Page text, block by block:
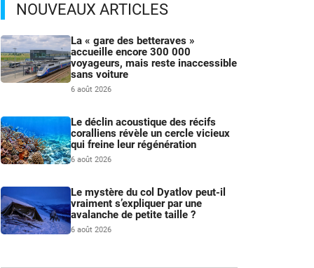
NOUVEAUX ARTICLES
La « gare des betteraves »
accueille encore 300 000
voyageurs, mais reste inaccessible
sans voiture
6 août 2026
Le déclin acoustique des récifs
coralliens révèle un cercle vicieux
qui freine leur régénération
6 août 2026
Le mystère du col Dyatlov peut-il
vraiment s’expliquer par une
avalanche de petite taille ?
6 août 2026